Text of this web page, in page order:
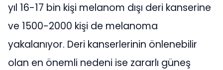
yıl 16-17 bin kişi melanom dışı deri kanserine
ve 1500-2000 kişi de melanoma
yakalanıyor. Deri kanserlerinin önlenebilir
olan en önemli nedeni ise zararlı güneş